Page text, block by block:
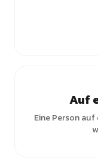
Auf
Eine Person